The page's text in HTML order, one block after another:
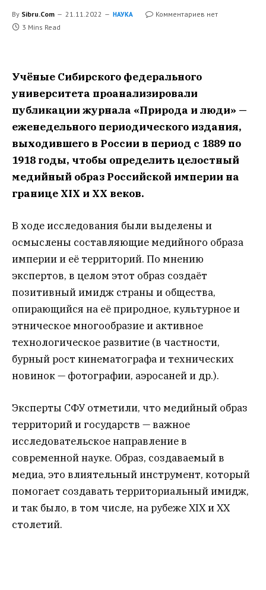
By Sibru.Com 21.11.2022 НАУКА
Комментариев нет
3 Mins Read
Учёные Сибирского федерального
университета проанализировали
публикации журнала «Природа и люди» —
еженедельного периодического издания,
выходившего в России в период с 1889 по
1918 годы, чтобы определить целостный
медийный образ Российской империи на
границе XIX и XX веков.
В ходе исследования были выделены и
осмыслены составляющие медийного образа
империи и её территорий. По мнению
экспертов, в целом этот образ создаёт
позитивный имидж страны и общества,
опирающийся на её природное, культурное и
этническое многообразие и активное
технологическое развитие (в частности,
бурный рост кинематографа и технических
новинок — фотографии, аэросаней и др.).
Эксперты СФУ отметили, что медийный образ
территорий и государств — важное
исследовательское направление в
современной науке. Образ, создаваемый в
медиа, это влиятельный инструмент, который
помогает создавать территориальный имидж,
и так было, в том числе, на рубеже XIX и XX
столетий.